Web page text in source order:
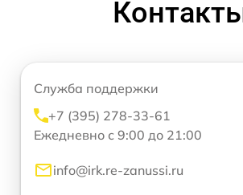
Служба поддержки
+7 (395) 278-33-61
Ежедневно с 9:00 до 21:00
info@irk.re-zanussi.ru